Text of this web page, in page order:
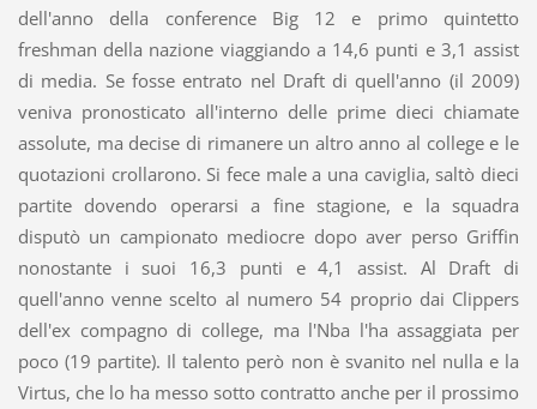
dell'anno della conference Big 12 e primo quintetto
freshman della nazione viaggiando a 14,6 punti e 3,1 assist
di media. Se fosse entrato nel Draft di quell'anno (il 2009)
veniva pronosticato all'interno delle prime dieci chiamate
assolute, ma decise di rimanere un altro anno al college e le
quotazioni crollarono. Si fece male a una caviglia, saltò dieci
partite dovendo operarsi a fine stagione, e la squadra
disputò un campionato mediocre dopo aver perso Griffin
nonostante i suoi 16,3 punti e 4,1 assist. Al Draft di
quell'anno venne scelto al numero 54 proprio dai Clippers
dell'ex compagno di college, ma l'Nba l'ha assaggiata per
poco (19 partite). Il talento però non è svanito nel nulla e la
Virtus, che lo ha messo sotto contratto anche per il prossimo